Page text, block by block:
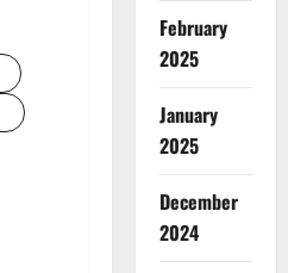
February
2025
January
2025
December
2024